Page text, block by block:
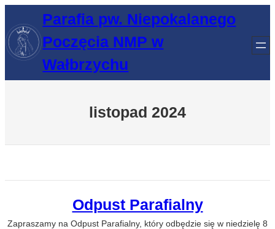
treści
Parafia pw. Niepokalanego
Poczęcia NMP w
Wałbrzychu
listopad 2024
Odpust Parafialny
Zapraszamy na Odpust Parafialny, który odbędzie się w niedzielę 8